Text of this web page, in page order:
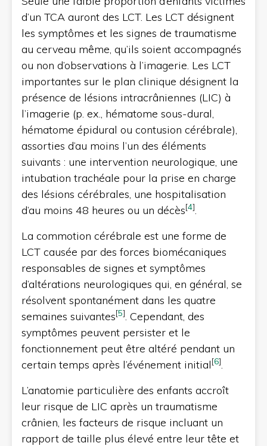
d’un TCA auront des LCT. Les LCT désignent
les symptômes et les signes de traumatisme
au cerveau même, qu’ils soient accompagnés
ou non d’observations à l’imagerie. Les LCT
importantes sur le plan clinique désignent la
présence de lésions intracrâniennes (LIC) à
l’imagerie (p. ex., hématome sous-dural,
hématome épidural ou contusion cérébrale),
assorties d’au moins l’un des éléments
suivants : une intervention neurologique, une
intubation trachéale pour la prise en charge
des lésions cérébrales, une hospitalisation
d’au moins 48 heures ou un décès[4].
La commotion cérébrale est une forme de
LCT causée par des forces biomécaniques
responsables de signes et symptômes
d’altérations neurologiques qui, en général, se
résolvent spontanément dans les quatre
semaines suivantes[5]. Cependant, des
symptômes peuvent persister et le
fonctionnement peut être altéré pendant un
certain temps après l’événement initial[6].
L’anatomie particulière des enfants accroît
leur risque de LIC après un traumatisme
crânien, les facteurs de risque incluant un
rapport de taille plus élevé entre leur tête et